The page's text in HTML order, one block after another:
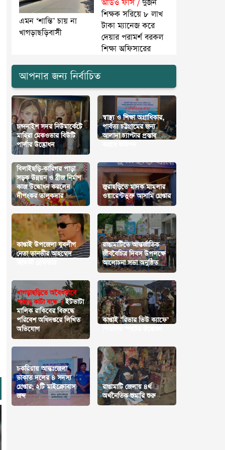
এমন ‘শান্তি’ চায় না
খাগড়াছড়িবাসী
অডিও ফাঁস /দুজন
শিক্ষক সরিয়ে ৮ লাখ
টাকা ম্যানেজ করে
দেয়ার পরামর্শ বরকল
শিক্ষা অফিসারের
আপনার জন্য নির্বাচিত
চন্দনাইশ সদর নিউমার্কেটে
মাহিরা মেকওভার বিউটি
পার্লার উদ্ভোধন
স্বাস্থ্য ও শিক্ষা অগ্রাধিকার,
পার্বত্য চট্টগ্রামের জন্য
আলাদা চ্যাপ্টার প্রস্তাব
বিলাইছড়ি-কারিগর পাড়া
সড়ক উন্নয়ন ও ব্রীজ নির্মাণ
কাজ উদ্ধোধন করলেন
দীপংকর তালুকদার
জুরাছড়িতে মাদক মামলার
ওয়ারেন্টভুক্ত আসামি গ্রেপ্তার
কাপ্তাই উপজেলা যুবলীগ
নেতা তানভীর আহম্মেদ
রাঙামাটিতে আন্তর্জাতিক
জীববৈচিত্র দিবস উপলক্ষে
আলোচনা সভা অনুষ্ঠিত
খাগড়াছড়িতে অবৈধভাবে
পাহাড় কাটা বন্ধে /ইটভাটা
মালিক রাকিবের বিরুদ্ধে
পরিবেশ অধিদপ্তরে লিখিত
অভিযোগ
কাপ্তাই ‘রিভার ভিউ ক্যাফে’
চকরিয়ায় আন্তঃজেলা
ডাকাত দলের ৪ সদস্য
গ্রেপ্তার; ২টি মাইক্রোবাস
জব্দ
রাঙামাটি জেলায় ৪র্থ
অর্থনৈতিক শুমারি শুরু